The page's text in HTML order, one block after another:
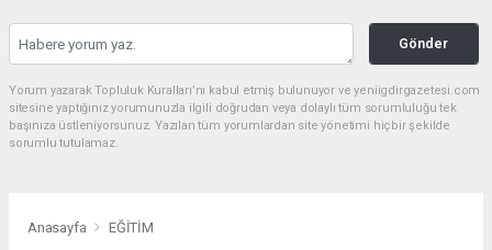
Gönder
Yorum yazarak Topluluk Kuralları’nı kabul etmiş bulunuyor ve yeniigdirgazetesi.com
sitesine yaptığınız yorumunuzla ilgili doğrudan veya dolaylı tüm sorumluluğu tek
başınıza üstleniyorsunuz. Yazılan tüm yorumlardan site yönetimi hiçbir şekilde
sorumlu tutulamaz.
Anasayfa EĞİTİM